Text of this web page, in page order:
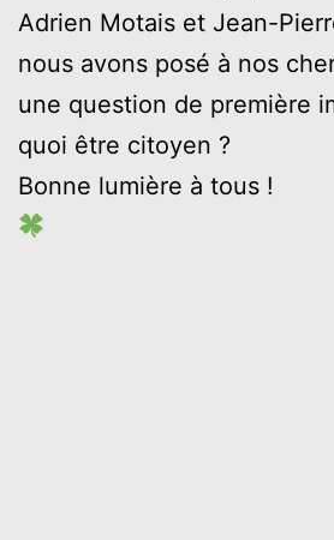
Adrien Motais et Jean-
nous avons posé à nos
une question de première
quoi être citoyen ?
Bonne lumière à tous !